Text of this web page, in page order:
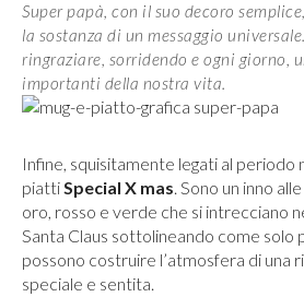
Super papà, con il suo decoro
la sostanza di un messaggio
ringraziare, sorridendo e ogni giorno,
importanti della nostra vita.
Infine, squisitamente legati al periodo
piattiSpecial X mas. Sono un inno
oro, rosso e verde che si intrecciano
Santa Claus sottolineando come solo
possono costruire l’atmosfera di una
speciale e sentita.